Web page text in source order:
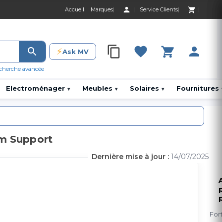
Accueil Marques Service Clients
0 Produit 0,00
avancée
⚡Ask MV 0 Produit 0,00 DH
Electroménager ▾ Meubles ▾ Solaires ▾ Fournitures
Support
Dernière mise à jour : 14/07/2025